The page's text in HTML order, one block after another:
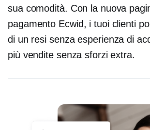
sua comodità. Con la nuova
pagamento Ecwid, i tuoi clienti
di un resi senzaesperienza di
più vendite senza sforzi extra.